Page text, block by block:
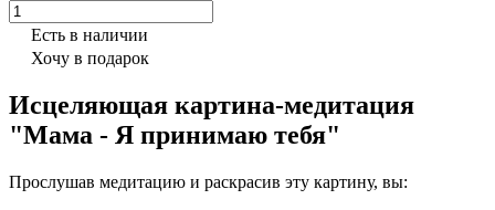
Есть в наличии
Хочу в подарок
Исцеляющая картина-медитация
"Мама - Я принимаю тебя"
Прослушав медитацию и раскрасив эту картину, вы: